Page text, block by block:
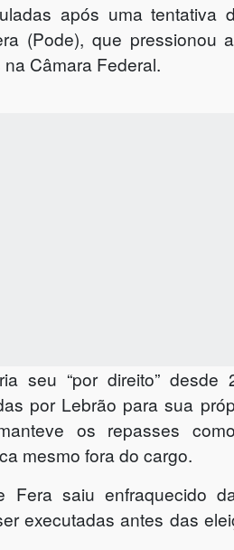
após uma tentativa
(Pode), que pressionou
Câmara Federal.
seu “por direito” desde
por Lebrão para sua
os repasses
mesmo fora do cargo.
Fera saiu enfraquecido
executadas antes das